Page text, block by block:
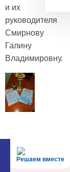
и их
руководителя
Смирнову
Галину
Владимировну.
Решаем вместе